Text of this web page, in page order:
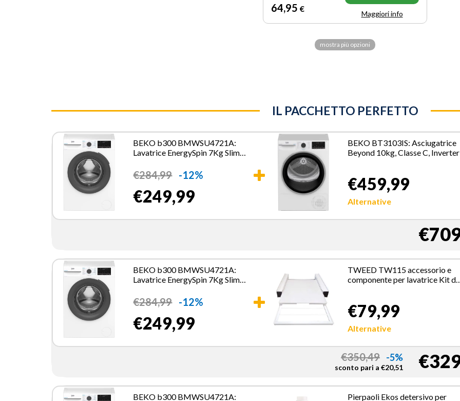
64,95 € Maggiori info
mostra più opzioni
IL PACCHETTO PERFETTO
BEKO b300 BMWSU4721A:
Lavatrice EnergySpin 7Kg Slim
€284,99 -12%
€249,99
BEKO BT3103IS: Asciugatrice
Beyond 10kg, Classe C, Inverter
€459,99
Alternative
BEKO b300 BMWSU4721A:
Lavatrice EnergySpin 7Kg Slim
€284,99 -12%
€249,99
TWEED TW115 accessorio e
componente per lavatrice Kit di
€79,99
Alternative
€350,49 -5%
sconto pari a €20,51
BEKO b300 BMWSU4721A:
Pierpaoli Ekos detersivo per